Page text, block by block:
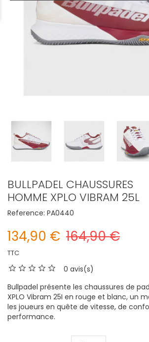
BULLPADEL CHAUSSURES
HOMME XPLO VIBRAM 25L
Reference: PA0440
134,90 € 164,90 €
TTC
0 avis(s)
Bullpadel présente les chaussures de
XPLO Vibram 25I en rouge et blanc, un
les joueurs en quête de vitesse, de
performance.